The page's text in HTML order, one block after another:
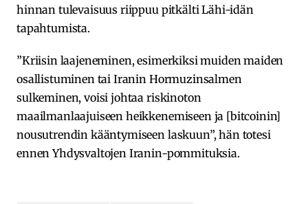
hinnan tulevaisuus riippuu pitkälti Lähi-idän
tapahtumista.
”Kriisin laajeneminen, esimerkiksi muiden maiden
osallistuminen tai Iranin Hormuzinsalmen
sulkeminen, voisi johtaa riskinoton
maailmanlaajuiseen heikkenemiseen ja [bitcoinin]
nousutrendin kääntymiseen laskuun”, hän totesi
ennen Yhdysvaltojen Iranin-pommituksia.